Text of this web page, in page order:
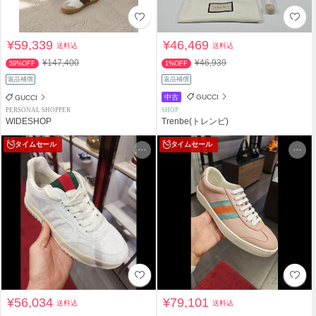
¥59,339送料込
59%OFF ¥147,400
返品補償
GUCCI
PERSONAL SHOPPER
WIDESHOP
¥46,469送料込
1%OFF ¥46,939
返品補償
中古 GUCCI
SHOP
Trenbe(トレンビ)
タイムセール
¥56,034送料込
タイムセール
¥79,101送料込